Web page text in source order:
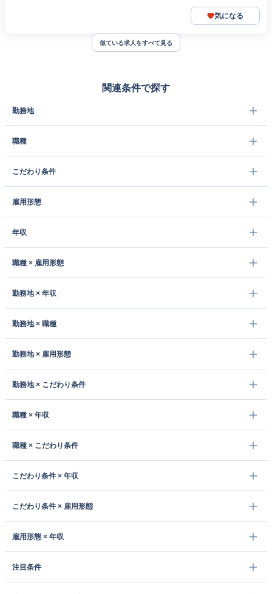
気になる
似ている求人をすべて見る
関連条件で探す
勤務地
職種
こだわり条件
雇用形態
年収
職種 × 雇用形態
勤務地 × 年収
勤務地 × 職種
勤務地 × 雇用形態
勤務地 × こだわり条件
職種 × 年収
職種 × こだわり条件
こだわり条件 × 年収
こだわり条件 × 雇用形態
雇用形態 × 年収
注目条件